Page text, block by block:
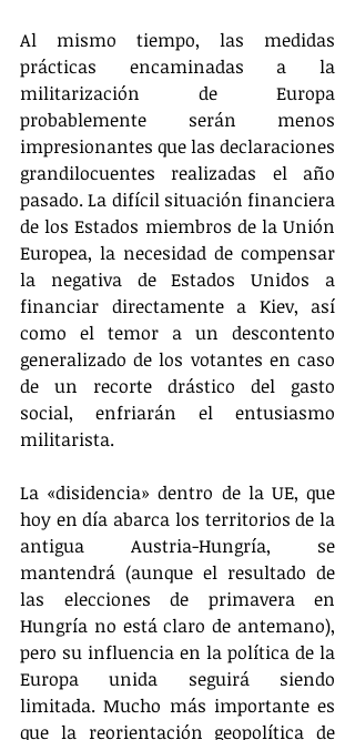
Al mismo tiempo, las medidas
prácticas encaminadas a la
militarización de Europa
probablemente serán menos
impresionantes que las declaraciones
grandilocuentes realizadas el año
pasado. La difícil situación financiera
de los Estados miembros de la Unión
Europea, la necesidad de compensar
la negativa de Estados Unidos a
financiar directamente a Kiev, así
como el temor a un descontento
generalizado de los votantes en caso
de un recorte drástico del gasto
social, enfriarán el entusiasmo
militarista.
La «disidencia» dentro de la UE, que
hoy en día abarca los territorios de la
antigua Austria-Hungría, se
mantendrá (aunque el resultado de
las elecciones de primavera en
Hungría no está claro de antemano),
pero su influencia en la política de la
Europa unida seguirá siendo
limitada. Mucho más importante es
que la reorientación geopolítica de